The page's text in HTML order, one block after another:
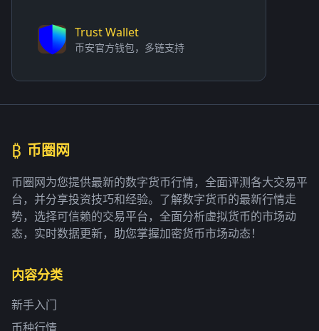
Trust Wallet
币安官方钱包，多链支持
₿ 币圈网
币圈网为您提供最新的数字货币行情，全面评测各大交易平
台，并分享投资技巧和经验。了解数字货币的最新行情走
势，选择可信赖的交易平台，全面分析虚拟货币的市场动
态，实时数据更新，助您掌握加密货币市场动态！
内容分类
新手入门
币种行情